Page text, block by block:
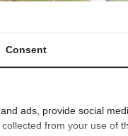
Consent
ads, provide social
from your use of